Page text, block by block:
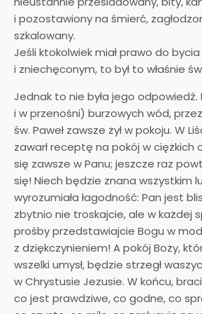
i pozostawiony na śmierć,
szkalowany.
Jeśli ktokolwiek miał prawo do
i zniechęconym, to był to właśnie
Jednak to nie była jego odpowiedź.
i w przenośni) burzowych wód,
św. Paweł zawsze żył w pokoju. W
zawarł receptę na pokój w ciężkich
się zawsze w Panu; jeszcze raz
się! Niech będzie znana wszystkim
wyrozumiała łagodność: Pan jest
zbytnio nie troskajcie, ale w każdej
prośby przedstawiajcie Bogu w
z dziękczynieniem! A pokój Boży,
wszelki umysł, będzie strzegł
w Chrystusie Jezusie. W końcu,
co jest prawdziwe, co godne, co